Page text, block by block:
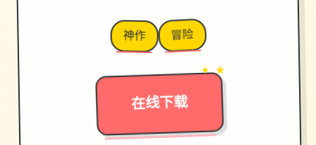
神作 冒险
在线下载
✦ ★